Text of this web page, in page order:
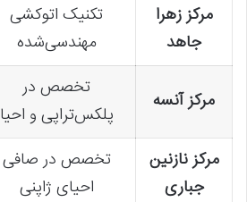
مرکز زهرا
جاهد
تکنیک اتوکشی
مهندسی‌شده
مرکز آنسه
تخصص در
پلکس‌تراپی و احیا
مرکز نازنین
جباری
تخصص در صافی
احیای ژاپنی